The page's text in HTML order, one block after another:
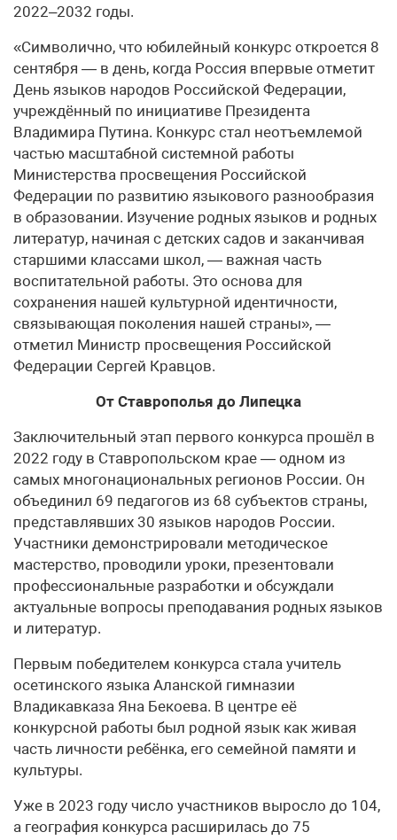
2022–2032 годы.
«Символично, что юбилейный конкурс откроется 8
сентября — в день, когда Россия впервые отметит
День языков народов Российской Федерации,
учреждённый по инициативе Президента
Владимира Путина. Конкурс стал неотъемлемой
частью масштабной системной работы
Министерства просвещения Российской
Федерации по развитию языкового разнообразия
в образовании. Изучение родных языков и родных
литератур, начиная с детских садов и заканчивая
старшими классами школ, — важная часть
воспитательной работы. Это основа для
сохранения нашей культурной идентичности,
связывающая поколения нашей страны», —
отметил Министр просвещения Российской
Федерации Сергей Кравцов.
От Ставрополья до Липецка
Заключительный этап первого конкурса прошёл в
2022 году в Ставропольском крае — одном из
самых многонациональных регионов России. Он
объединил 69 педагогов из 68 субъектов страны,
представлявших 30 языков народов России.
Участники демонстрировали методическое
мастерство, проводили уроки, презентовали
профессиональные разработки и обсуждали
актуальные вопросы преподавания родных языков
и литератур.
Первым победителем конкурса стала учитель
осетинского языка Аланской гимназии
Владикавказа Яна Бекоева. В центре её
конкурсной работы был родной язык как живая
часть личности ребёнка, его семейной памяти и
культуры.
Уже в 2023 году число участников выросло до 104,
а география конкурса расширилась до 75